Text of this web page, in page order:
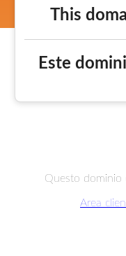
This
Este
Questo dominio
Area